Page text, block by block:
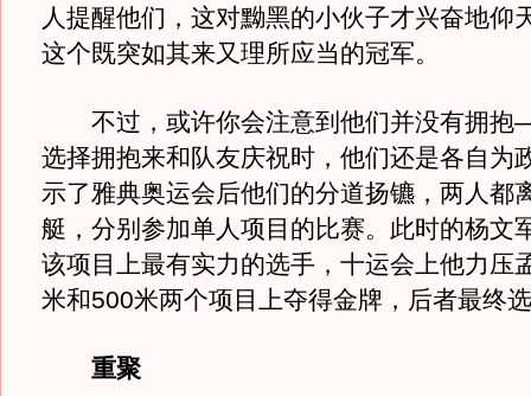
人提醒他们，这对黝黑的小伙子才兴奋地仰
这个既突如其来又理所应当的冠军。
不过，或许你会注意到他们并没有拥抱
选择拥抱来和队友庆祝时，他们还是各自为
示了雅典奥运会后他们的分道扬镳，两人都
艇，分别参加单人项目的比赛。此时的杨文
该项目上最有实力的选手，十运会上他力压
米和500米两个项目上夺得金牌，后者最终
重聚